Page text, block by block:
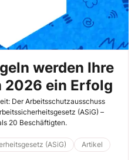
werden Ihre
2026 ein Erfolg
Der Arbeitsschutzausschuss
(ASiG) –
20 Beschäftigten.
(ASiG)
Artikel